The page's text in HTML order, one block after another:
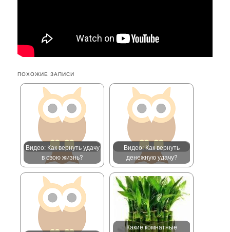
ПОХОЖИЕ ЗАПИСИ
Видео: Как вернуть удачу
в свою жизнь?
Видео: Как вернуть
денежную удачу?
Какие комнатные